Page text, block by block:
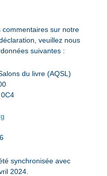
sur notre
veuillez nous
suivantes :
du livre (AQSL)
synchronisée avec
2024.